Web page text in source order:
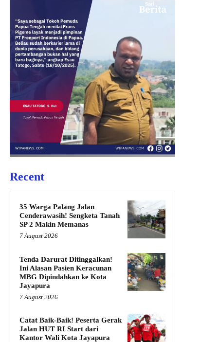
Recent
35 Warga Palang Jalan
Cenderawasih! Sengketa Tanah
SP 2 Makin Memanas
7 August 2026
Tenda Darurat Ditinggalkan!
Ini Alasan Pasien Keracunan
MBG Dipindahkan ke Kota
Jayapura
7 August 2026
Catat Baik-Baik! Peserta Gerak
Jalan HUT RI Start dari
Kantor Wali Kota Jayapura